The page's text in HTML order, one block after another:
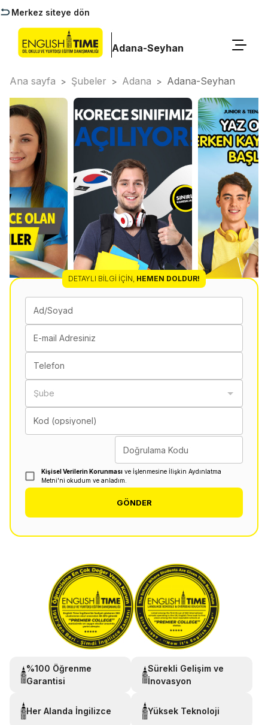
Merkez siteye dön
Adana-Seyhan
Ana sayfa > Şubeler > Adana > Adana-Seyhan
DETAYLI BILGI İÇIN, HEMEN DOLDUR!
Ad/Soyad
E-mail Adresiniz
Telefon
Şube
Kod (opsiyonel)
Doğrulama Kodu
Kişisel Verilerin Korunması ve İşlenmesine İlişkin Aydınlatma
Metni'ni okudum ve anladım.
GÖNDER
%100 Öğrenme
Garantisi
Sürekli Gelişim ve
İnovasyon
Her Alanda İngilizce Yüksek Teknoloji